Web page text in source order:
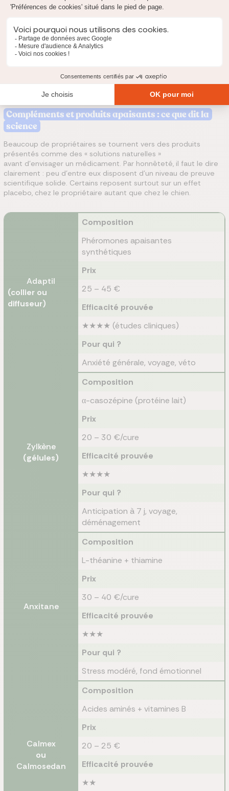
de morsure, hypersalivation extrême),
demandez au véto d'arrêter. Un examen forcé sur un chien
tétanisé n'est ni précis ni efficace, et il peut
renforcer l'appréhension pour la fois suivante. Mieux vaut
préparation médicamenteuse prescrite par votre vétérinaire,
Compléments et produits apaisants : ce que dit la
science
Beaucoup de propriétaires se tournent vers des produits
présentés comme des « solutions naturelles »
avant d'envisager un médicament. Par honnêteté, il faut le dire
clairement : peu d'entre eux disposent d'un niveau de preuve
scientifique solide. Certains reposent surtout sur un effet
placebo, chez le propriétaire autant que chez le chien.
Adaptil
(collier ou
diffuseur)
Composition
Phéromones apaisantes
synthétiques
Prix
25 – 45 €
Efficacité prouvée
★★★★ (études cliniques)
Pour qui ?
Anxiété générale, voyage, véto
Zylkène
(gélules)
Composition
α-casozépine (protéine lait)
Prix
20 – 30 €/cure
Efficacité prouvée
★★★★
Pour qui ?
Anticipation à 7 j, voyage,
déménagement
Anxitane
Composition
L-théanine + thiamine
Prix
30 – 40 €/cure
Efficacité prouvée
★★★
Pour qui ?
Stress modéré, fond émotionnel
Calmex
ou
Calmosedan
Composition
Acides aminés + vitamines B
Prix
20 – 25 €
Efficacité prouvée
★★